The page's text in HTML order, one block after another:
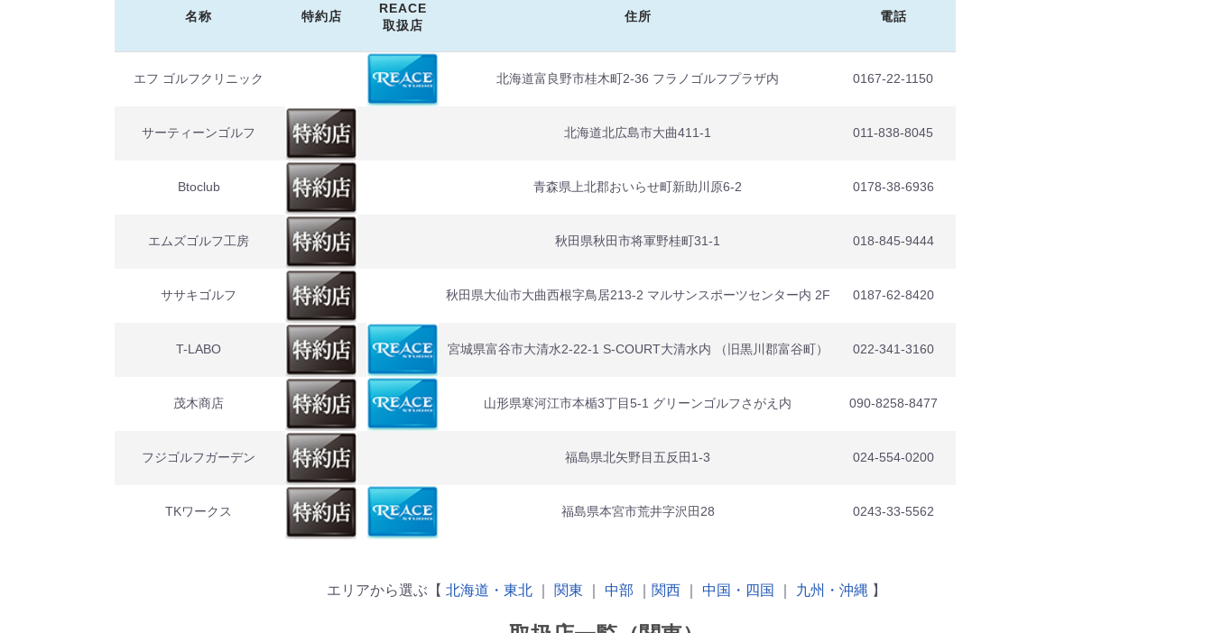
名称 特約店
REACE
取扱店
住所 電話
エフ ゴルフクリニック 北海道富良野市桂木町2-36 フラノゴルフプラザ内 0167-22-1150
サーティーンゴルフ 北海道北広島市大曲411-1 011-838-8045
Btoclub 青森県上北郡おいらせ町新助川原6-2 0178-38-6936
エムズゴルフ工房 秋田県秋田市将軍野桂町31-1 018-845-9444
ササキゴルフ 秋田県大仙市大曲西根字鳥居213-2 マルサンスポーツセンター内 2F 0187-62-8420
T-LABO 宮城県富谷市大清水2-22-1 S-COURT大清水内 （旧黒川郡富谷町） 022-341-3160
茂木商店 山形県寒河江市本楯3丁目5-1 グリーンゴルフさがえ内 090-8258-8477
フジゴルフガーデン 福島県北矢野目五反田1-3 024-554-0200
TKワークス 福島県本宮市荒井字沢田28 0243-33-5562
エリアから選ぶ【 北海道・東北 関東 中部 関西 中国・四国 九州・沖縄 】